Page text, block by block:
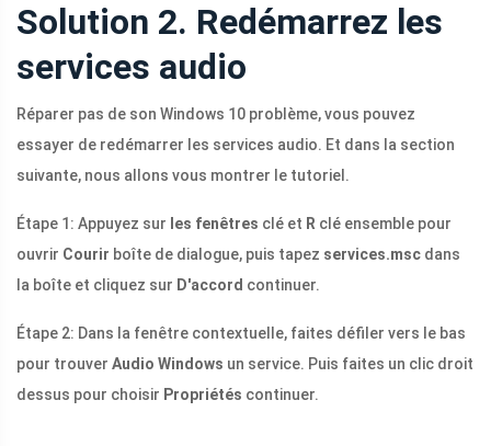
Solution 2. Redémarrez les
services audio
Réparer pas de son Windows 10 problème, vous pouvez
essayer de redémarrer les services audio. Et dans la section
suivante, nous allons vous montrer le tutoriel.
Étape 1: Appuyez sur les fenêtres clé et R clé ensemble pour
ouvrir Courir boîte de dialogue, puis tapez services.msc dans
la boîte et cliquez sur D'accord continuer.
Étape 2: Dans la fenêtre contextuelle, faites défiler vers le bas
pour trouver Audio Windows un service. Puis faites un clic droit
dessus pour choisir Propriétés continuer.